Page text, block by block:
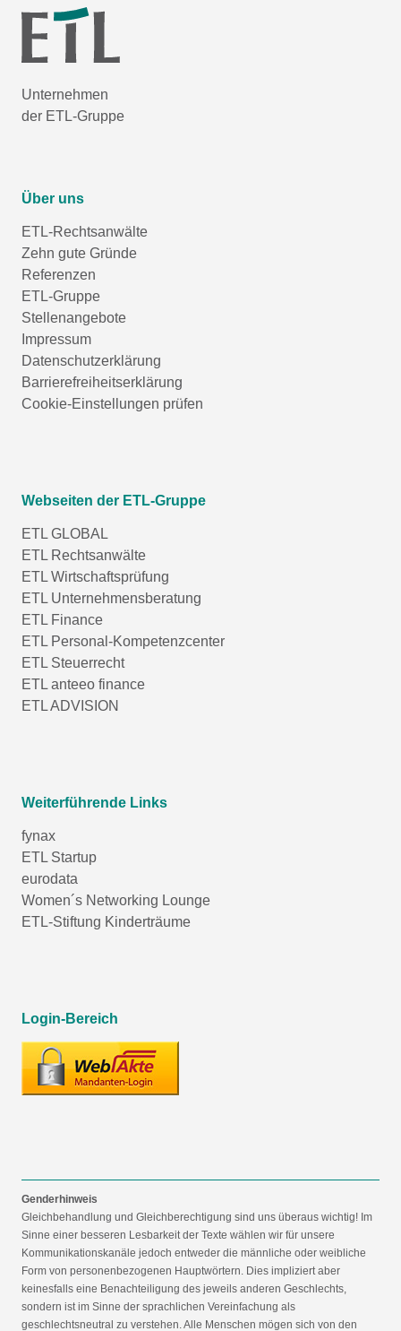
Unternehmen
der ETL-Gruppe
Über uns
ETL-Rechtsanwälte
Zehn gute Gründe
Referenzen
ETL-Gruppe
Stellenangebote
Impressum
Datenschutzerklärung
Barrierefreiheitserklärung
Cookie-Einstellungen prüfen
Webseiten der ETL-Gruppe
ETL GLOBAL
ETL Rechtsanwälte
ETL Wirtschaftsprüfung
ETL Unternehmensberatung
ETL Finance
ETL Personal-Kompetenzcenter
ETL Steuerrecht
ETL anteeo finance
ETL ADVISION
Weiterführende Links
fynax
ETL Startup
eurodata
Women´s Networking Lounge
ETL-Stiftung Kinderträume
Login-Bereich
Genderhinweis
Gleichbehandlung und Gleichberechtigung sind uns überaus wichtig! Im
Sinne einer besseren Lesbarkeit der Texte wählen wir für unsere
Kommunikationskanäle jedoch entweder die männliche oder weibliche
Form von personenbezogenen Hauptwörtern. Dies impliziert aber
keinesfalls eine Benachteiligung des jeweils anderen Geschlechts,
sondern ist im Sinne der sprachlichen Vereinfachung als
geschlechtsneutral zu verstehen. Alle Menschen mögen sich von den